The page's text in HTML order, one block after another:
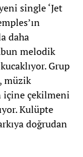
single ‘Jet
daha
melodik
Grup
müzik
içine çekilmeni
Kulüpte
doğrudan